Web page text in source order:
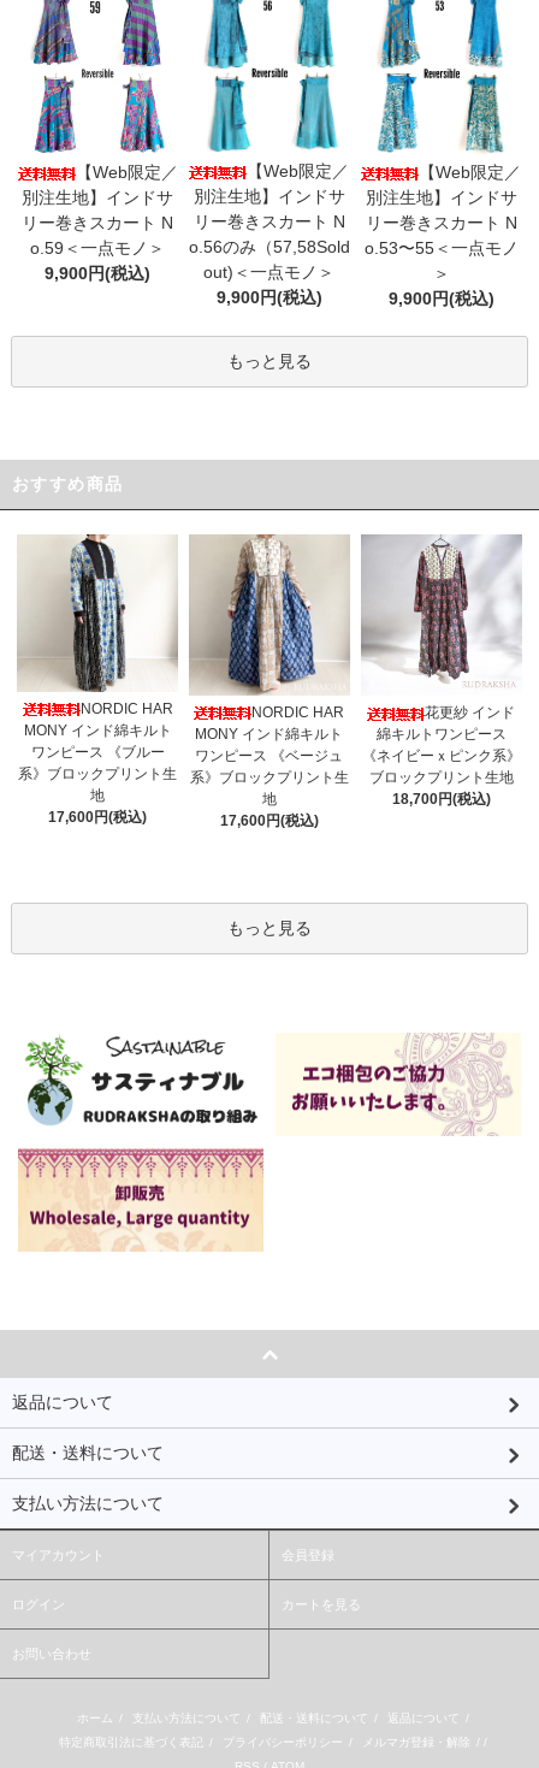
【Web限定／
別注生地】インドサ
リー巻きスカート N
o.59＜一点モノ＞
9,900円(税込)
【Web限定／
別注生地】インドサ
リー巻きスカート N
o.56のみ（57,58Sold
out)＜一点モノ＞
9,900円(税込)
【Web限定／
別注生地】インドサ
リー巻きスカート N
o.53〜55＜一点モノ
＞
9,900円(税込)
もっと見る
おすすめ商品
NORDIC HAR
MONY インド綿キルト
ワンピース 《ブルー
系》ブロックプリント生
地
17,600円(税込)
NORDIC HAR
MONY インド綿キルト
ワンピース 《ベージュ
系》ブロックプリント生
地
17,600円(税込)
花更紗 インド
綿キルトワンピース
《ネイビーｘピンク系》
ブロックプリント生地
18,700円(税込)
もっと見る
返品について
配送・送料について
支払い方法について
マイアカウント 会員登録
ログイン カートを見る
お問い合わせ
ホーム / 支払い方法について / 配送・送料について / 返品について
/
特定商取引法に基づく表記 / プライバシーポリシー / メルマガ登録・解除 / /